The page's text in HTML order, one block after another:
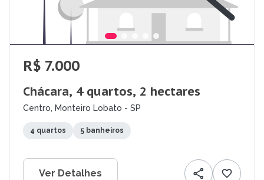
R$ 7.000
Chácara, 4 quartos, 2 hectares
Centro, Monteiro Lobato - SP
4 quartos 5 banheiros
Ver Detalhes